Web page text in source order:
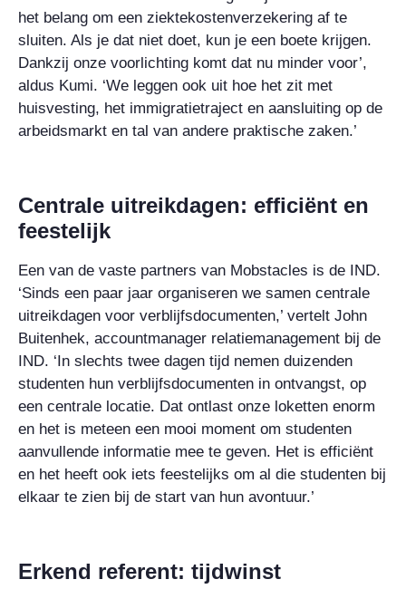
het belang om een ziektekostenverzekering af te
sluiten. Als je dat niet doet, kun je een boete krijgen.
Dankzij onze voorlichting komt dat nu minder voor’,
aldus Kumi. ‘We leggen ook uit hoe het zit met
huisvesting, het immigratietraject en aansluiting op de
arbeidsmarkt en tal van andere praktische zaken.’
Centrale uitreikdagen: efficiënt en
feestelijk
Een van de vaste partners van Mobstacles is de IND.
‘Sinds een paar jaar organiseren we samen centrale
uitreikdagen voor verblijfsdocumenten,’ vertelt John
Buitenhek, accountmanager relatiemanagement bij de
IND. ‘In slechts twee dagen tijd nemen duizenden
studenten hun verblijfsdocumenten in ontvangst, op
een centrale locatie. Dat ontlast onze loketten enorm
en het is meteen een mooi moment om studenten
aanvullende informatie mee te geven. Het is efficiënt
en het heeft ook iets feestelijks om al die studenten bij
elkaar te zien bij de start van hun avontuur.’
Erkend referent: tijdwinst